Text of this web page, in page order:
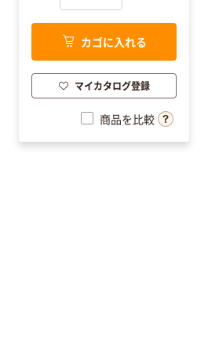
カゴに入れる
マイカタログ登録
商品を比較